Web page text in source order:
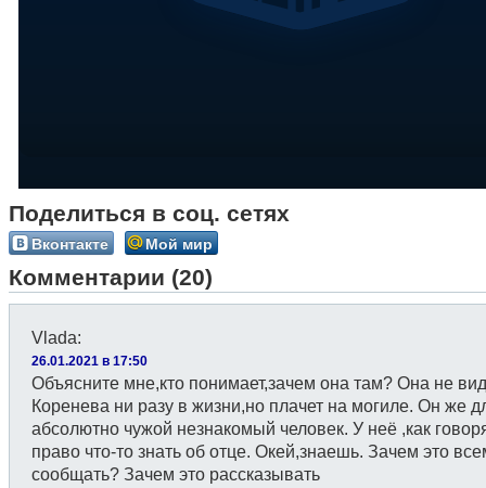
Поделиться в соц. сетях
Вконтакте Мой мир
Комментарии (20)
Vlada:
26.01.2021 в 17:50
Объясните мне,кто понимает,зачем она там? Она не
Коренева ни разу в жизни,но плачет на могиле. Он же
абсолютно чужой незнакомый человек. У неё ,как
право что-то знать об отце. Окей,знаешь. Зачем это
сообщать? Зачем это рассказывать